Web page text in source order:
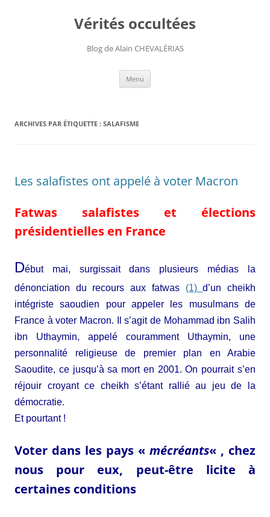
Vérités occultées
Blog de Alain CHEVALÉRIAS
Menu
ARCHIVES PAR ÉTIQUETTE : SALAFISME
Les salafistes ont appelé à voter Macron
Fatwas salafistes et élections
présidentielles en France
Début mai, surgissait dans plusieurs médias la
dénonciation du recours aux fatwas (1)d’un cheikh
intégriste saoudien pour appeler les musulmans de
France à voter Macron. Il s’agit de Mohammad ibn Salih
ibn Uthaymin, appelé couramment Uthaymin, une
personnalité religieuse de premier plan en Arabie
Saoudite, ce jusqu’à sa mort en 2001. On pourrait s’en
réjouir croyant ce cheikh s’étant rallié au jeu de la
démocratie.
Et pourtant !
Voter dans les pays « mécréants« , chez
nous pour eux, peut-être licite à
certaines conditions